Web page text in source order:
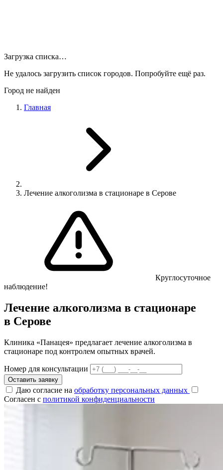
Загрузка списка…
Не удалось загрузить список городов. Попробуйте ещё раз.
Город не найден
Главная
Лечение алкоголизма в стационаре в Серове
Круглосуточное
наблюдение!
Лечение алкоголизма в стационаре
в Серове
Клиника «Панацея» предлагает лечение алкоголизма в
стационаре под контролем опытных врачей.
Номер для консультации
Оставить заявку
Даю согласие на обработку персональных данных
Согласен с политикой конфиденциальности